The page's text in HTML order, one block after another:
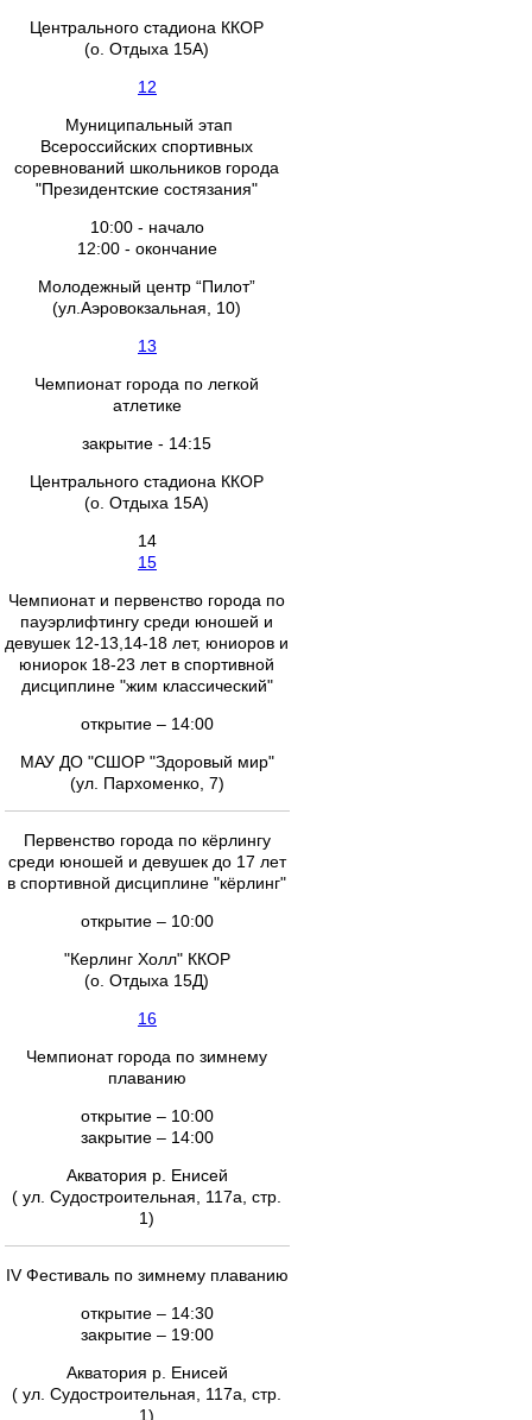
Центрального стадиона ККОР
(о. Отдыха 15А)
12
Муниципальный этап
Всероссийских спортивных
соревнований школьников города
"Президентские состязания"
10:00 - начало
12:00 - окончание
Молодежный центр “Пилот”
(ул.Аэровокзальная, 10)
13
Чемпионат города по легкой
атлетике
закрытие - 14:15
Центрального стадиона ККОР
(о. Отдыха 15А)
14
15
Чемпионат и первенство города по
пауэрлифтингу cреди юношей и
девушек 12-13,14-18 лет, юниоров и
юниорок 18-23 лет в спортивной
дисциплине "жим классический"
открытие – 14:00
МАУ ДО "СШОР "Здоровый мир"
(ул. Пархоменко, 7)
Первенство города по кёрлингу
среди юношей и девушек до 17 лет
в спортивной дисциплине "кёрлинг"
открытие – 10:00
"Керлинг Холл" ККОР
(о. Отдыха 15Д)
16
Чемпионат города по зимнему
плаванию
открытие – 10:00
закрытие – 14:00
Акватория р. Енисей
( ул. Судостроительная, 117а, стр.
1)
IV Фестиваль по зимнему плаванию
открытие – 14:30
закрытие – 19:00
Акватория р. Енисей
( ул. Судостроительная, 117а, стр.
1)